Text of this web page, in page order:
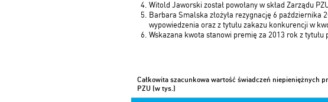
Witold Jaworski został powołany w skład Zarządu
Barbara Smalska złożyła rezygnację 6
wypowiedzenia oraz z tytułu zakazu konkurencji w
Wskazana kwota stanowi premię za 2013 rok z tytułu
Całkowita szacunkowa wartość świadczeń niepieniężnych
PZU (w tys.)